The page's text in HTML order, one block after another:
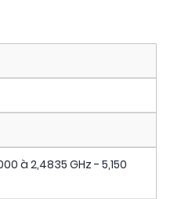
à 2,4835 GHz - 5,150